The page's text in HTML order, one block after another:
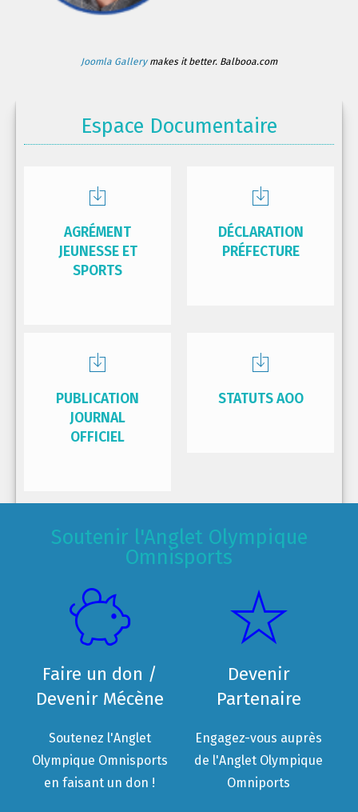
Joomla Gallerymakes it better. Balbooa.com
Espace Documentaire
AGRÉMENT
JEUNESSE ET
SPORTS
DÉCLARATION
PRÉFECTURE
PUBLICATION
JOURNAL
OFFICIEL
STATUTS AOO
Soutenir l'Anglet Olympique
Omnisports
Faire un don /
Devenir Mécène
Soutenez l'Anglet
Olympique Omnisports
en faisant un don !
Devenir
Partenaire
Engagez-vous auprès
de l'Anglet Olympique
Omniports